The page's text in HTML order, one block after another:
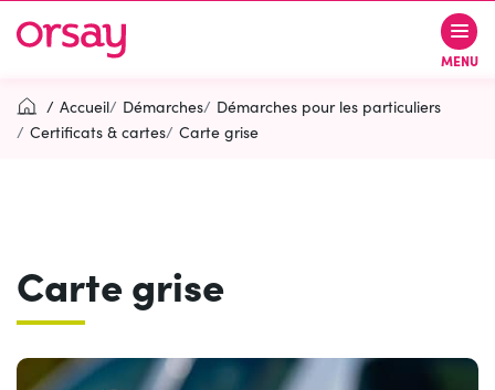
navigation
au
au
page
Ville d’Orsay MENU
Contactez-nous
Accueil Démarches
Démarches pour les particuliers
Certificats & cartes
Carte grise
Carte grise